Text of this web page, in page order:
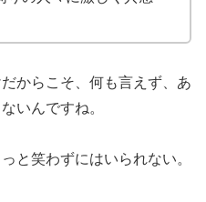
からこそ、何も言えず、あ
いんですね。
と笑わずにはいられない。